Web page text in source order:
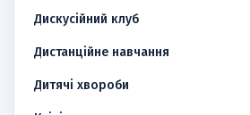
Дискусійний клуб
Дистанційне навчання
Дитячі хвороби